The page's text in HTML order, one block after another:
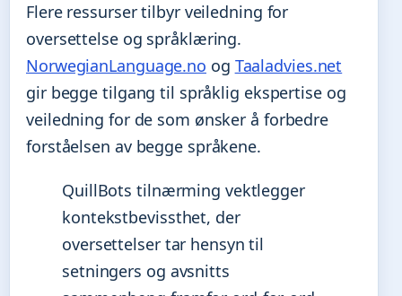
Flere ressurser tilbyr veiledning for
oversettelse og språklæring.
NorwegianLanguage.no og Taaladvies.net
gir begge tilgang til språklig ekspertise og
veiledning for de som ønsker å forbedre
forståelsen av begge språkene.
QuillBots tilnærming vektlegger
kontekstbevissthet, der
oversettelser tar hensyn til
setningers og avsnitts